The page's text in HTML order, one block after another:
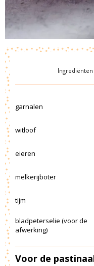
Ingrediënten
garnalen
witloof
eieren
melkerijboter
tijm
bladpeterselie (voor de
afwerking)
Voor de